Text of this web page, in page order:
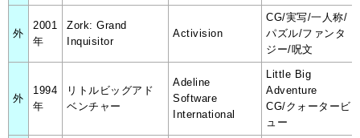
外
2001
年
Zork: Grand
Inquisitor
Activision
CG/実写/一人称/
パズル/ファンタ
ジー/呪文
外
1994
年
リトルビッグアド
ベンチャー
Adeline
Software
International
Little Big
Adventure
CG/クォータービ
ュー